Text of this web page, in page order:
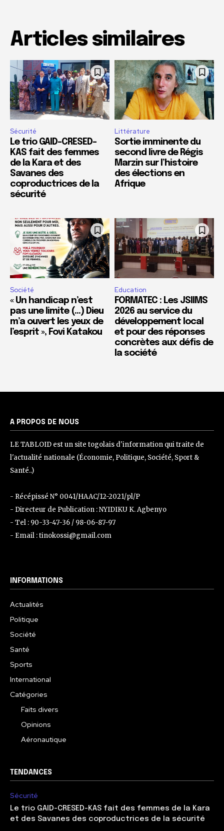
Articles similaires
Sécurité
Le trio GAID-CRESED-
KAS fait des femmes
de la Kara et des
Savanes des
coproductrices de la
sécurité
Littérature
Sortie imminente du
second livre de Régis
Marzin sur l’histoire
des élections en
Afrique
Société
« Un handicap n’est
pas une limite (…) Dieu
m’a ouvert les yeux de
l’esprit », Fovi Katakou
Education
FORMATEC : Les JSIIMS
2026 au service du
développement local
et pour des réponses
concrètes aux défis de
la société
A PROPOS DE NOUS
LE TABLOID est un site togolais d'information qui traite de
l'actualité nationale (Économie, Politique, Société, Sport &
Santé..)
- Récépissé N° 0041/HAAC/12-2021/pl/P
- Directeur de Publication : NYIDIKU K. Agbenyo
- Tel : 90-33-47-36 / 98-06-87-97
- Email : tinokossi@gmail.com
INFORMATIONS
Actualités
Politique
Société
Santé
Sports
International
Catégories
Faits divers
Opinions
Aéronautique
TENDANCES
Sécurité
Le trio GAID-CRESED-KAS fait des femmes de la Kara
et des Savanes des coproductrices de la sécurité